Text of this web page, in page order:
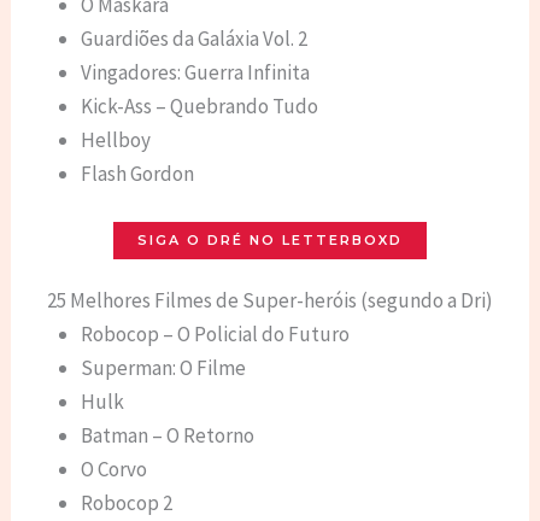
Guardiões da Galáxia Vol. 2
Vingadores: Guerra Infinita
Kick-Ass – Quebrando Tudo
Hellboy
Flash Gordon
SIGA O DRÉ NO LETTERBOXD
25 Melhores Filmes de Super-heróis (segundo a Dri)
Robocop – O Policial do Futuro
Superman: O Filme
Hulk
Batman – O Retorno
O Corvo
Robocop 2